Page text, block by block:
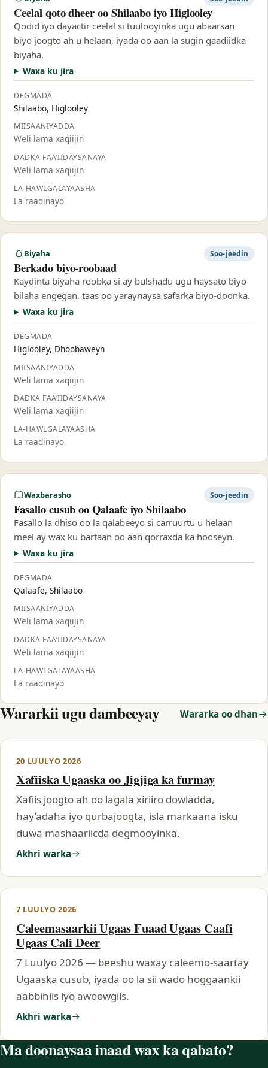
Ceelal qoto dheer oo Shilaabo iyo Higlooley
Qodid iyo dayactir ceelal si tuulooyinka ugu abaarsan
biyo joogto ah u helaan, iyada oo aan la sugin gaadiidka
biyaha.
Waxa ku jira
DEGMADA
Shilaabo, Higlooley
MIISAANIYADDA
Weli lama xaqiijin
DADKA FAA’IIDAYSANAYA
Weli lama xaqiijin
LA-HAWLGALAYAASHA
La raadinayo
Biyaha Soo-jeedin
Berkado biyo-roobaad
Kaydinta biyaha roobka si ay bulshadu ugu haysato biyo
bilaha engegan, taas oo yaraynaysa safarka biyo-doonka.
Waxa ku jira
DEGMADA
Higlooley, Dhoobaweyn
MIISAANIYADDA
Weli lama xaqiijin
DADKA FAA’IIDAYSANAYA
Weli lama xaqiijin
LA-HAWLGALAYAASHA
La raadinayo
Waxbarasho Soo-jeedin
Fasallo cusub oo Qalaafe iyo Shilaabo
Fasallo la dhiso oo la qalabeeyo si carruurtu u helaan
meel ay wax ku bartaan oo aan qorraxda ka hooseyn.
Waxa ku jira
DEGMADA
Qalaafe, Shilaabo
MIISAANIYADDA
Weli lama xaqiijin
DADKA FAA’IIDAYSANAYA
Weli lama xaqiijin
LA-HAWLGALAYAASHA
La raadinayo
Wararkii ugu dambeeyay Wararka oo dhan
20 LUULYO 2026
Xafiiska Ugaaska oo Jigjiga ka furmay
Xafiis joogto ah oo lagala xiriiro dowladda,
hay’adaha iyo qurbajoogta, isla markaana isku
duwa mashaariicda degmooyinka.
Akhri warka
7 LUULYO 2026
Caleemasaarkii Ugaas Fuaad Ugaas Caafi
Ugaas Cali Deer
7 Luulyo 2026 — beeshu waxay caleemo-saartay
Ugaaska cusub, iyada oo la sii wado hoggaankii
aabbihiis iyo awoowgiis.
Akhri warka
Ma doonaysaa inaad wax ka qabato?